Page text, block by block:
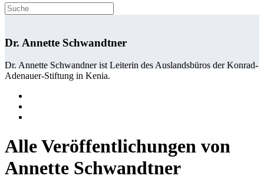
Dr. Annette Schwandtner
Dr. Annette Schwandner ist Leiterin des Auslandsbüros der Konrad-
Adenauer-Stiftung in Kenia.
Alle Veröffentlichungen von
Annette Schwandtner